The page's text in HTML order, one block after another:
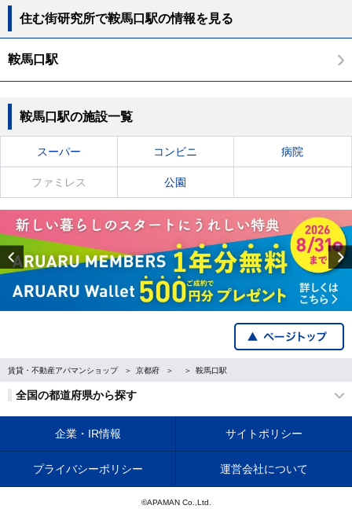
住む街研究所で鞍馬口駅の情報を見る
鞍馬口駅
鞍馬口駅の施設一覧
スーパー コンビニ 病院
ファミレス 公園
Previous
賃貸・不動産アパマンショップ 京都府 鞍馬口駅
全国の都道府県から探す
企業・IR情報 サイトポリシー
プライバシーポリシー 運営会社について
©APAMAN Co.,Ltd.